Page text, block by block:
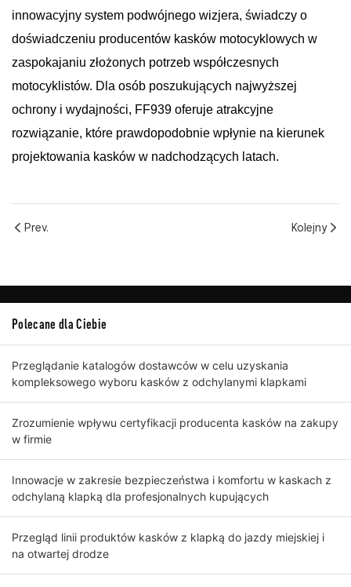
innowacyjny system podwójnego wizjera, świadczy o
doświadczeniu producentów kasków motocyklowych w
zaspokajaniu złożonych potrzeb współczesnych
motocyklistów. Dla osób poszukujących najwyższej
ochrony i wydajności, FF939 oferuje atrakcyjne
rozwiązanie, które prawdopodobnie wpłynie na kierunek
projektowania kasków w nadchodzących latach.
Prev. Kolejny
Polecane dla Ciebie
Przeglądanie katalogów dostawców w celu uzyskania
kompleksowego wyboru kasków z odchylanymi klapkami
Zrozumienie wpływu certyfikacji producenta kasków na zakupy
w firmie
Innowacje w zakresie bezpieczeństwa i komfortu w kaskach z
odchylaną klapką dla profesjonalnych kupujących
Przegląd linii produktów kasków z klapką do jazdy miejskiej i
na otwartej drodze